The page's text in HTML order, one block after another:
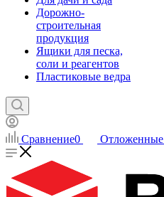
Дорожно-
строительная
продукция
Ящики для песка,
соли и реагентов
Пластиковые ведра
Сравнение0 Отложенные